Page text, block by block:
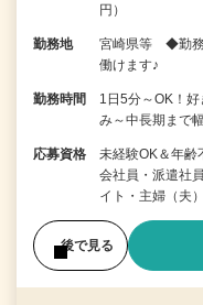
円）
勤務地
宮崎県等 ◆勤務
働けます♪
勤務時間
1日5分～OK！
み～中長期まで
応募資格
未経験OK＆年
会社員・派遣社
イト・主婦（夫
後で見る